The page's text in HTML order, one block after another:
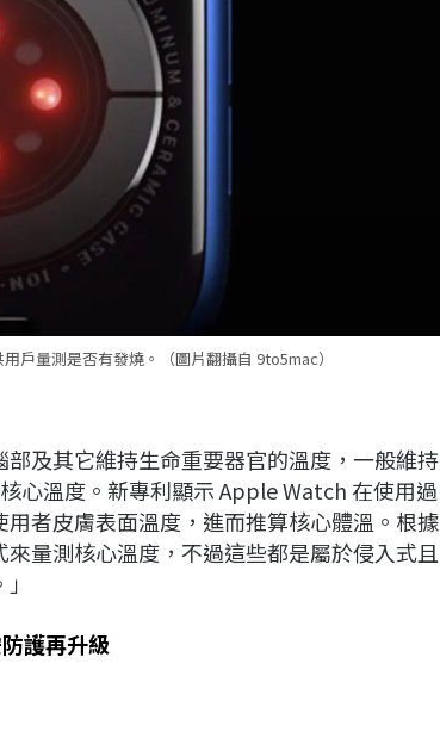
戶量測是否有發燒。（圖片翻攝自 9to5mac）
及其它維持生命重要器官的溫度，一般維持
心溫度。新專利顯示 Apple Watch 在使用過
者皮膚表面溫度，進而推算核心體溫。根據
量測核心溫度，不過這些都是屬於侵入式且
護再升級